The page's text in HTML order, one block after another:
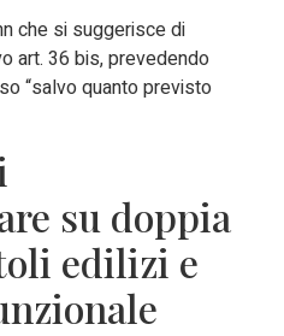
che si suggerisce di
art. 36 bis, prevedendo
“salvo quanto previsto
su doppia
edilizi e